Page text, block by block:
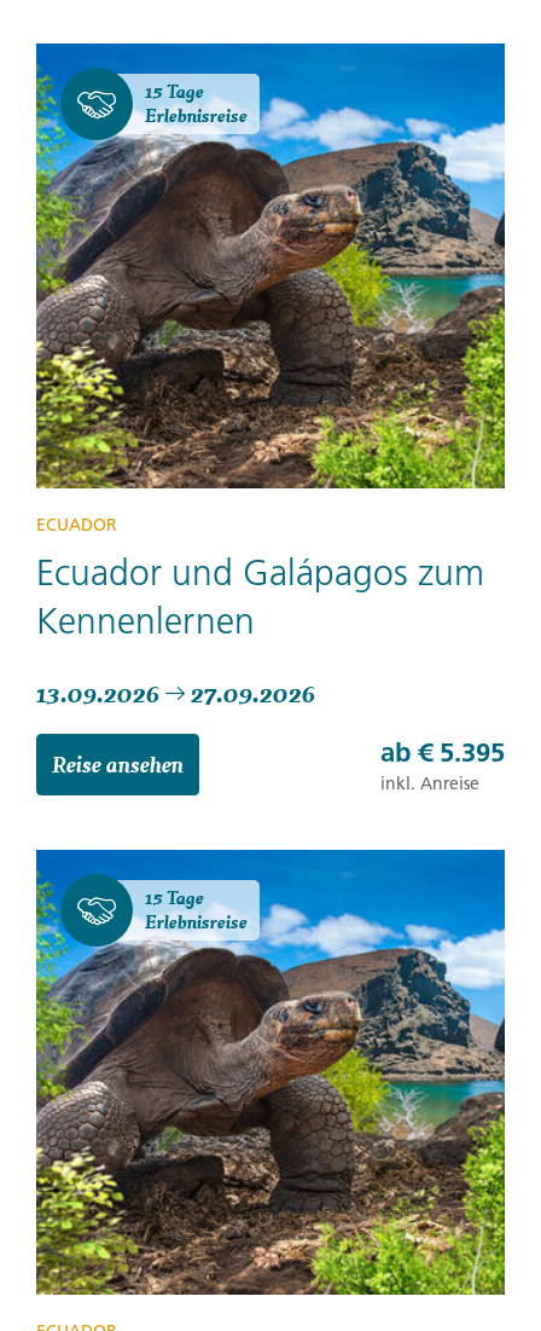
15 Tage
Erlebnisreise
ECUADOR
Ecuador und Galápagos zum
Kennenlernen
13.09.2026 27.09.2026
Reise ansehen ab € 5.395
inkl. Anreise
15 Tage
Erlebnisreise